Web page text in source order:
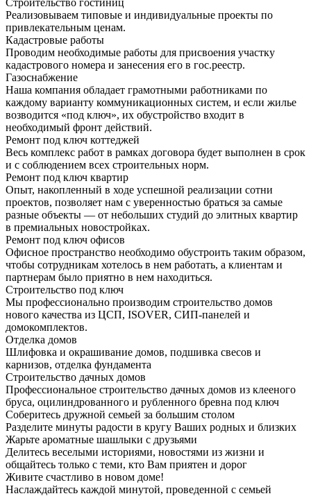
Строительство гостиниц
Реализовываем типовые и индивидуальные проекты по
привлекательным ценам.
Кадастровые работы
Проводим необходимые работы для присвоения участку
кадастрового номера и занесения его в гос.реестр.
Газоснабжение
Наша компания обладает грамотными работниками по
каждому варианту коммуникационных систем, и если жилье
возводится «под ключ», их обустройство входит в
необходимый фронт действий.
Ремонт под ключ коттеджей
Весь комплекс работ в рамках договора будет выполнен в срок
и с соблюдением всех строительных норм.
Ремонт под ключ квартир
Опыт, накопленный в ходе успешной реализации сотни
проектов, позволяет нам с уверенностью браться за самые
разные объекты — от небольших студий до элитных квартир
в премиальных новостройках.
Ремонт под ключ офисов
Офисное пространство необходимо обустроить таким образом,
чтобы сотрудникам хотелось в нем работать, а клиентам и
партнерам было приятно в нем находиться.
Строительство под ключ
Мы профессионально производим строительство домов
нового качества из ЦСП, ISOVER, СИП-панелей и
домокомплектов.
Отделка домов
Шлифовка и окрашивание домов, подшивка свесов и
карнизов, отделка фундамента
Строительство дачных домов
Профессиональное строительство дачных домов из клееного
бруса, оцилиндрованного и рубленного бревна под ключ
Соберитесь дружной семьей за большим столом
Разделите минуты радости в кругу Ваших родных и близких
Жарьте ароматные шашлыки с друзьями
Делитесь веселыми историями, новостями из жизни и
общайтесь только с теми, кто Вам приятен и дорог
Живите счастливо в новом доме!
Наслаждайтесь каждой минутой, проведенной с семьей